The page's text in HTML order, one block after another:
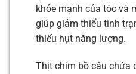
khỏe mạnh của tóc và
giúp giảm thiểu tình
thiếu hụt năng lượng.
Thịt chim bồ câu chứa